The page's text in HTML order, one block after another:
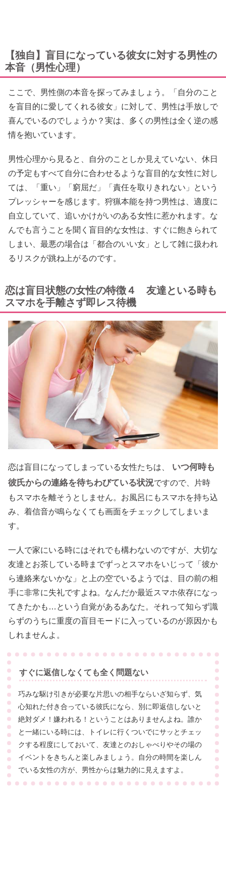
【独自】盲目になっている彼女に対する男性の
本音（男性心理）
ここで、男性側の本音を探ってみましょう。「自分のこと
を盲目的に愛してくれる彼女」に対して、男性は手放しで
喜んでいるのでしょうか？実は、多くの男性は全く逆の感
情を抱いています。
男性心理から見ると、自分のことしか見えていない、休日
の予定もすべて自分に合わせるような盲目的な女性に対し
ては、「重い」「窮屈だ」「責任を取りきれない」という
プレッシャーを感じます。狩猟本能を持つ男性は、適度に
自立していて、追いかけがいのある女性に惹かれます。な
んでも言うことを聞く盲目的な女性は、すぐに飽きられて
しまい、最悪の場合は「都合のいい女」として雑に扱われ
るリスクが跳ね上がるのです。
恋は盲目状態の女性の特徴４ 友達といる時も
スマホを手離さず即レス待機
恋は盲目になってしまっている女性たちは、
いつ何時も
彼氏からの連絡を待ちわびている状況ですので、片時
もスマホを離そうとしません。お風呂にもスマホを持ち込
み、着信音が鳴らなくても画面をチェックしてしまいま
す。
一人で家にいる時にはそれでも構わないのですが、大切な
友達とお茶している時までずっとスマホをいじって「彼か
ら連絡来ないかな」と上の空でいるようでは、目の前の相
手に非常に失礼ですよね。なんだか最近スマホ依存になっ
てきたかも…という自覚があるあなた。それって知らず識
らずのうちに重度の盲目モードに入っているのが原因かも
しれませんよ。
すぐに返信しなくても全く問題ない
巧みな駆け引きが必要な片思いの相手ならいざ知らず、気
心知れた付き合っている彼氏になら、別に即返信しないと
絶対ダメ！嫌われる！ということはありませんよね。誰か
と一緒にいる時には、トイレに行くついでにサッとチェッ
クする程度にしておいて、友達とのおしゃべりやその場の
イベントをきちんと楽しみましょう。自分の時間を楽しん
でいる女性の方が、男性からは魅力的に見えますよ。